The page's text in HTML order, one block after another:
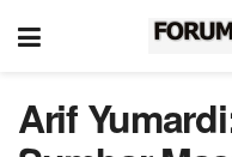
Arif